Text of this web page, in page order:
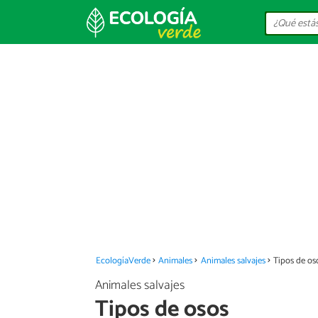
EcologíaVerde Animales Animales salvajes Tipos de
Animales salvajes
Tipos de osos